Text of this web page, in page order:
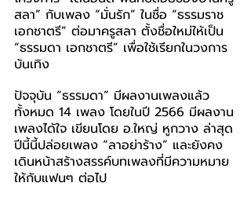
สลา” กับเพลง “มั่นรัก” ในชื่อ “ธรรมราช
เอกชาตรี” ต่อมาครูสลา ตั้งชื่อใหม่ให้เป็น
“ธรรมดา เอกชาตรี” เพื่อใช้เรียกในวงการ
บันเทิง
ปัจจุบัน “ธรรมดา” มีผลงานเพลงแล้ว
ทั้งหมด 14 เพลง โดยในปี 2566 มีผลงาน
เพลงได้ใจ เขียนโดย อ.ใหญ่ หูกวาง ล่าสุด
ปีนี้นี้ปล่อยเพลง “ลาอย่าร้าง” และยังคง
เดินหน้าสร้างสรรค์บทเพลงที่มีความหมาย
ให้กับแฟนๆ ต่อไป